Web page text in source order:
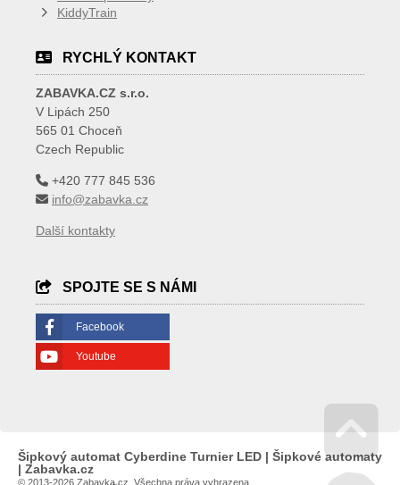
KiddyTrain
RYCHLÝ KONTAKT
ZABAVKA.CZ s.r.o.
V Lipách 250
565 01 Choceň
Czech Republic
+420 777 845 536
info@zabavka.cz
Další kontakty
SPOJTE SE S NÁMI
Facebook
Youtube
Šipkový automat Cyberdine Turnier LED | Šipkové automaty
| Zabavka.cz
© 2013-2026 Zabavka.cz. Všechna práva vyhrazena.